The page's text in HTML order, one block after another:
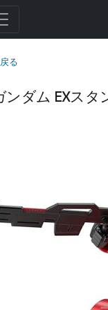
る
ンダム EXス